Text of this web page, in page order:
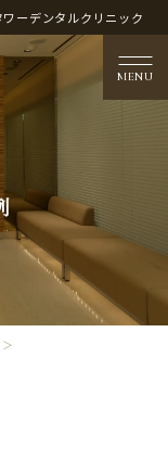
ーデンタルクリニック
MENU